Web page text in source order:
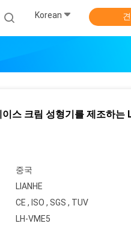
Korean
스 크림 성형기를 제조하는
중국
LIANHE
CE , ISO , SGS , TUV
LH-VME5